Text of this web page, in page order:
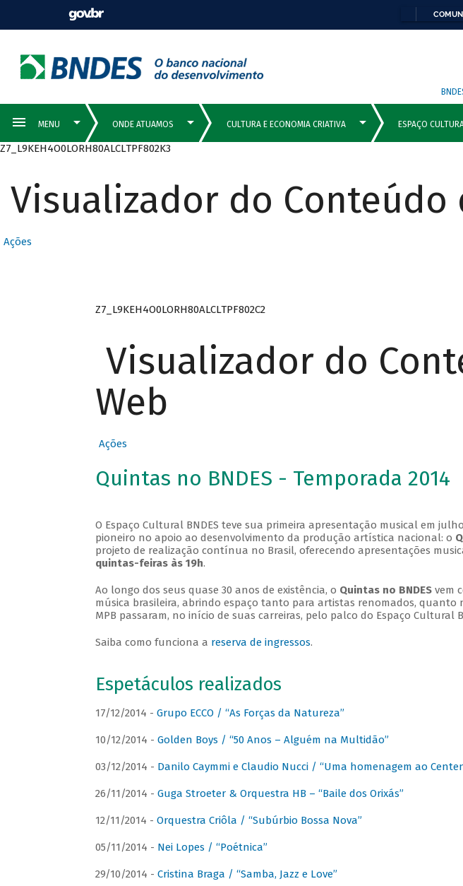
Z7_L9KEH4O0LORH80ALCLTPF802K3
Visualizador do Conteúdo
Ações
Z7_L9KEH4O0LORH80ALCLTPF802C2
Visualizador do
Web
Ações
Quintas no BNDES - Temporada 2014
O Espaço Cultural BNDES teve sua primeira apresentação musical em
pioneiro no apoio ao desenvolvimento da produção artística nacional: o
projeto de realização contínua no Brasil, oferecendo apresentações
quintas-feiras às 19h.
Ao longo dos seus quase 30 anos de existência, o Quintas no BNDESvem
música brasileira, abrindo espaço tanto para artistas renomados, quanto
MPB passaram, no início de suas carreiras, pelo palco do Espaço Cultural
Saiba como funciona a reserva de ingressos.
Espetáculos realizados
17/12/2014 - Grupo ECCO / “As Forças da Natureza”
10/12/2014 - Golden Boys / “50 Anos – Alguém na Multidão”
03/12/2014 - Danilo Caymmi e Claudio Nucci / “Uma homenagem ao
26/11/2014 - Guga Stroeter & Orquestra HB – “Baile dos Orixás”
12/11/2014 - Orquestra Criôla / “Subúrbio Bossa Nova”
05/11/2014 - Nei Lopes / “Poétnica”
29/10/2014 - Cristina Braga / “Samba, Jazz e Love”